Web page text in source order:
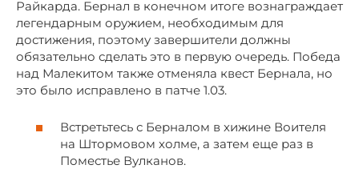
Райкарда. Бернал в конечном итоге вознаграждает
легендарным оружием, необходимым для
достижения, поэтому завершители должны
обязательно сделать это в первую очередь. Победа
над Малекитом также отменяла квест Бернала, но
это было исправлено в патче 1.03.
Встретьтесь с Берналом в хижине Воителя
на Штормовом холме, а затем еще раз в
Поместье Вулканов.